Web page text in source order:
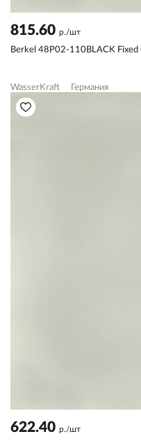
815.60 р./шт
Berkel 48P02-110BLACK Fixed
WasserKraft Германия
622.40 р./шт